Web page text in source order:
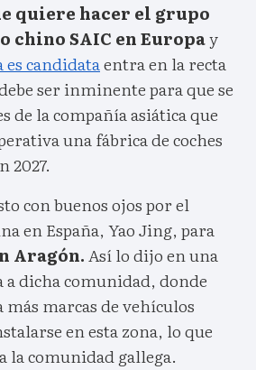
quiere hacer el grupo
SAIC en Europay
es candidataentra en la recta
ser inminente para que se
de la compañía asiática que
una fábrica de coches
2027.
con buenos ojos por el
en España, Yao Jing, para
Aragón.Así lo dijo en una
a dicha comunidad, donde
marcas de vehículos
en esta zona, lo que
la comunidad gallega.